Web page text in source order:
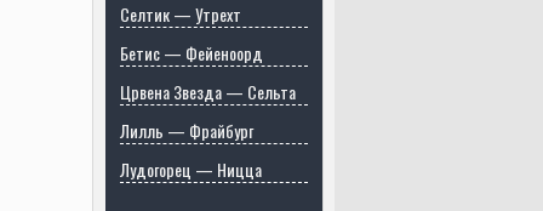
Селтик — Утрехт
Бетис — Фейеноорд
Црвена Звезда — Сельта
Лилль — Фрайбург
Лудогорец — Ницца